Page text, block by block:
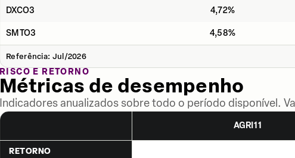
DXCO3 4,72%
SMTO3 4,58%
Referência: Jul/2026
RISCO E RETORNO
Métricas de desempenho
Indicadores anualizados sobre todo o período disponível.
AGRI11
RETORNO